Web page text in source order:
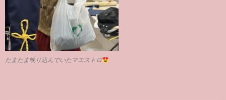
たまたま映り込んでいたマエストロ